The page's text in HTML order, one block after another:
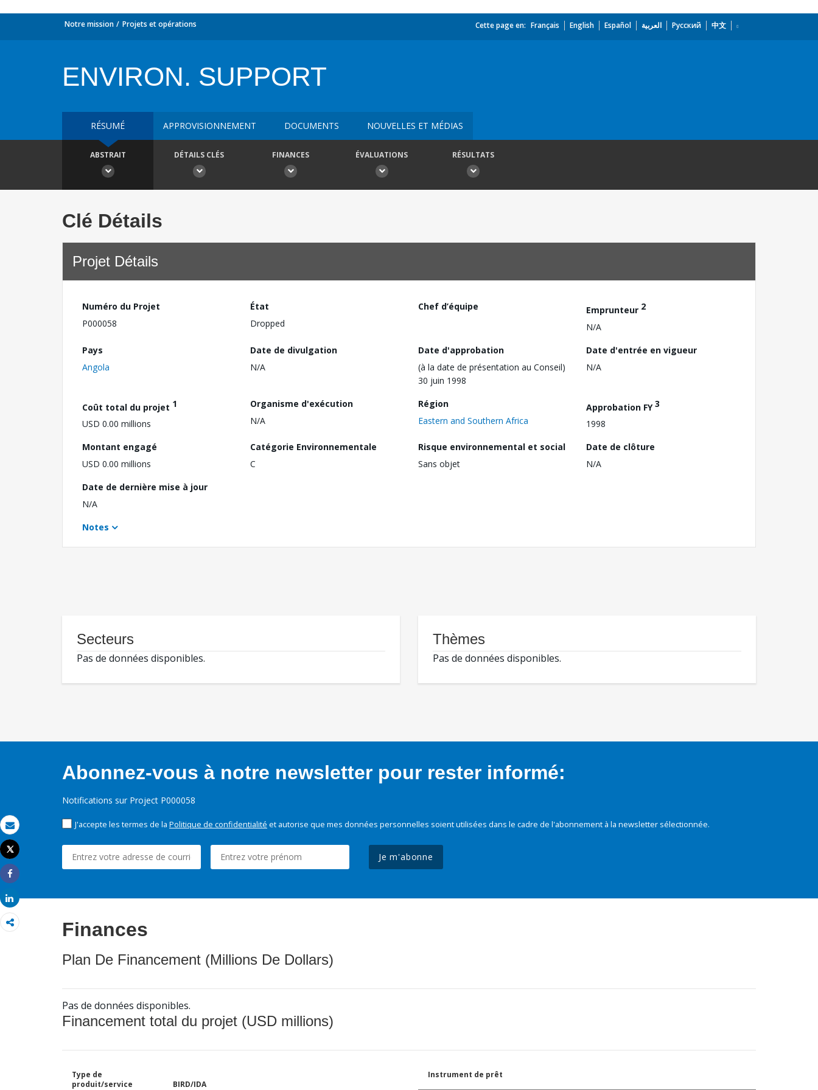
Email
Imprimer
Tweet
Share
Share
Notre mission Projets et opérations Cette page en: Français English Español العربية Русский 中文
ENVIRON. SUPPORT
RÉSUMÉ APPROVISIONNEMENT DOCUMENTS NOUVELLES ET MÉDIAS
ABSTRAIT DÉTAILS CLÉS FINANCES ÉVALUATIONS RÉSULTATS
Clé Détails
Projet Détails
Numéro du Projet
P000058
État
Dropped
Chef d’équipe Emprunteur 2
N/A
Pays
Angola
Date de divulgation
N/A
Date d'approbation
(à la date de présentation au Conseil)
30 juin 1998
Date d'entrée en vigueur
N/A
Coût total du projet 1
USD 0.00 millions
Organisme d'exécution
N/A
Région
Eastern and Southern Africa
Approbation FY3
1998
Montant engagé
USD 0.00 millions
Catégorie Environnementale
C
Risque environnemental et social
Sans objet
Date de clôture
N/A
Date de dernière mise à jour
N/A
Notes
Secteurs
Pas de données disponibles.
Thèmes
Pas de données disponibles.
Abonnez-vous à notre newsletter pour rester informé:
Notifications sur Project P000058
J'accepte les termes de la Politique de confidentialité et autorise que mes données personnelles soient utilisées dans le cadre de l'abonnement à la newsletter sélectionnée.
Je m'abonne
Finances
Plan De Financement (Millions De Dollars)
Pas de données disponibles.
Financement total du projet (USD millions)
Type de
produit/service
BIRD/IDA
Instrument de prêt